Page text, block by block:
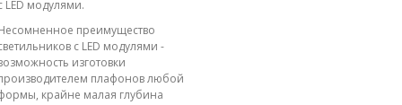
LED модулями.
преимущество
с LED модулями -
изготовки
плафонов любой
крайне малая глубина